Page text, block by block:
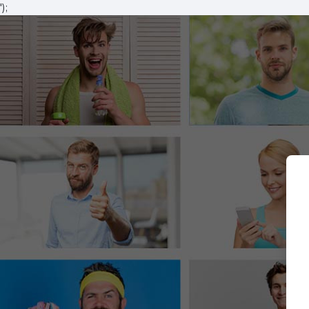
');
Vai al contenuto principale